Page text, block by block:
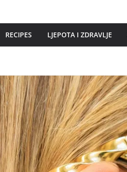
RECIPES LJEPOTA I ZDRAVLJE